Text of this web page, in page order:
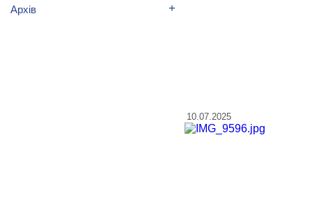
10.07.2025
Архів +